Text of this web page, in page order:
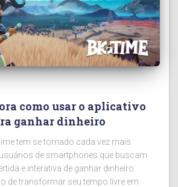
como usar o aplicativo
ganhar dinheiro
tem se tornado cada vez mais
de smartphones que buscam
e interativa de ganhar dinheiro.
de transformar seu tempo livre em